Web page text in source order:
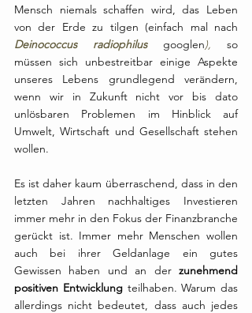
Mensch niemals schaffen wird, das Leben
Deinococcus radiophilus googlen), so
müssen sich unbestreitbar einige Aspekte
unseres Lebens grundlegend verändern,
wenn wir in Zukunft nicht vor bis dato
unlösbaren Problemen im Hinblick auf
Umwelt, Wirtschaft und Gesellschaft stehen
wollen.
Es ist daher kaum überraschend, dass in den
letzten Jahren nachhaltiges Investieren
immer mehr in den Fokus der Finanzbranche
gerückt ist. Immer mehr Menschen wollen
auch bei ihrer Geldanlage ein gutes
Gewissen haben und an der zunehmend
positiven Entwicklung teilhaben. Warum das
allerdings nicht bedeutet, dass auch jedes